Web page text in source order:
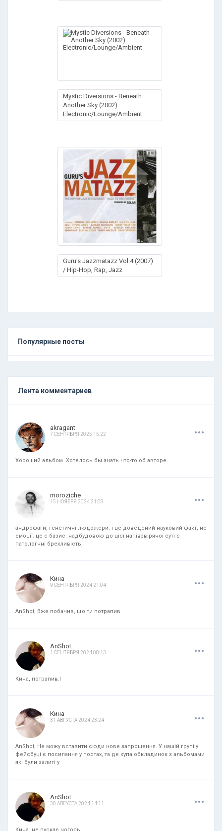
Mystic Diversions - Beneath
Another Sky (2002)
Electronic/Lounge/Ambient
Guru's Jazzmatazz Vol.4 (2007)
/ Hip-Hop, Rap, Jazz
Популярные посты
Лента комментариев
akragant
7 СЕНТЯБРЯ 2025 15:22 ...
Хороший альбом. Хотелось бы знать что-то об авторе.
moroziche
15 НОЯБРЯ 2024 21:08 ...
андрофаги, генетичні людожери. і це доведений науковий факт, не
емоції. це є базис. надбудовою до цієї напівзвірячої суті є
патологчні брехливість,
Кина
9 СЕНТЯБРЯ 2024 21:04 ...
AnShot, Вже побачив, що ти потрапив
AnShot
1 СЕНТЯБРЯ 2024 08:13 ...
Кина, потрапив.!
Кина
31 АВГУСТА 2024 23:24 ...
AnShot, Не можу вставити сюди нове запрошення. У нашій групі у
фейсбуці є посилання у постах, та де купа обкладинок з альбомами
які були залиті у
AnShot
30 АВГУСТА 2024 14:11 ...